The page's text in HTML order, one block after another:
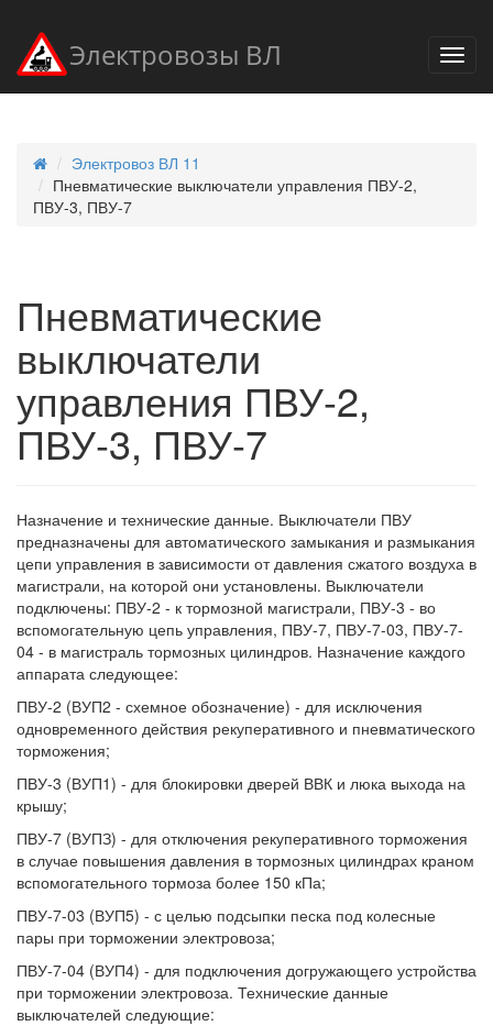
Электровозы ВЛ
Электровоз ВЛ 11
Пневматические выключатели управления ПВУ-2,
ПВУ-3, ПВУ-7
Пневматические
выключатели
управления ПВУ-2,
ПВУ-3, ПВУ-7
Назначение и технические данные. Выключатели ПВУ
предназначены для автоматического замыкания и размыкания
цепи управления в зависимости от давления сжатого воздуха в
магистрали, на которой они установлены. Выключатели
подключены: ПВУ-2 - к тормозной магистрали, ПВУ-3 - во
вспомогательную цепь управления, ПВУ-7, ПВУ-7-03, ПВУ-7-
04 - в магистраль тормозных цилиндров. Назначение каждого
аппарата следующее:
ПВУ-2 (ВУП2 - схемное обозначение) - для исключения
одновременного действия рекуперативного и пневматического
торможения;
ПВУ-3 (ВУП1) - для блокировки дверей ВВК и люка выхода на
крышу;
ПВУ-7 (ВУПЗ) - для отключения рекуперативного торможения
в случае повышения давления в тормозных цилиндрах краном
вспомогательного тормоза более 150 кПа;
ПВУ-7-03 (ВУП5) - с целью подсыпки песка под колесные
пары при торможении электровоза;
ПВУ-7-04 (ВУП4) - для подключения догружающего устройства
при торможении электровоза. Технические данные
выключателей следующие: